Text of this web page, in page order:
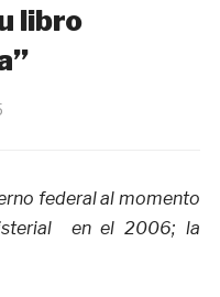
libro
federal al momento
en el 2006; la